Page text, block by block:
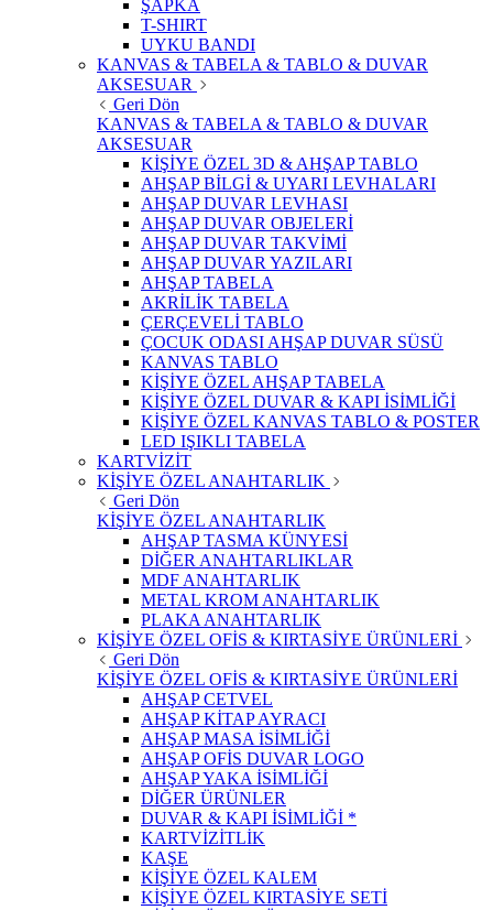
ŞAPKA
T-SHIRT
UYKU BANDI
KANVAS & TABELA & TABLO & DUVAR
AKSESUAR
Geri Dön
KANVAS & TABELA & TABLO & DUVAR
AKSESUAR
KİŞİYE ÖZEL 3D & AHŞAP TABLO
AHŞAP BİLGİ & UYARI LEVHALARI
AHŞAP DUVAR LEVHASI
AHŞAP DUVAR OBJELERİ
AHŞAP DUVAR TAKVİMİ
AHŞAP DUVAR YAZILARI
AHŞAP TABELA
AKRİLİK TABELA
ÇERÇEVELİ TABLO
ÇOCUK ODASI AHŞAP DUVAR SÜSÜ
KANVAS TABLO
KİŞİYE ÖZEL AHŞAP TABELA
KİŞİYE ÖZEL DUVAR & KAPI İSİMLİĞİ
KİŞİYE ÖZEL KANVAS TABLO & POSTER
LED IŞIKLI TABELA
KARTVİZİT
KİŞİYE ÖZEL ANAHTARLIK
Geri Dön
KİŞİYE ÖZEL ANAHTARLIK
AHŞAP TASMA KÜNYESİ
DİĞER ANAHTARLIKLAR
MDF ANAHTARLIK
METAL KROM ANAHTARLIK
PLAKA ANAHTARLIK
KİŞİYE ÖZEL OFİS & KIRTASİYE ÜRÜNLERİ
Geri Dön
KİŞİYE ÖZEL OFİS & KIRTASİYE ÜRÜNLERİ
AHŞAP CETVEL
AHŞAP KİTAP AYRACI
AHŞAP MASA İSİMLİĞİ
AHŞAP OFİS DUVAR LOGO
AHŞAP YAKA İSİMLİĞİ
DİĞER ÜRÜNLER
DUVAR & KAPI İSİMLİĞİ *
KARTVİZİTLİK
KAŞE
KİŞİYE ÖZEL KALEM
KİŞİYE ÖZEL KIRTASİYE SETİ